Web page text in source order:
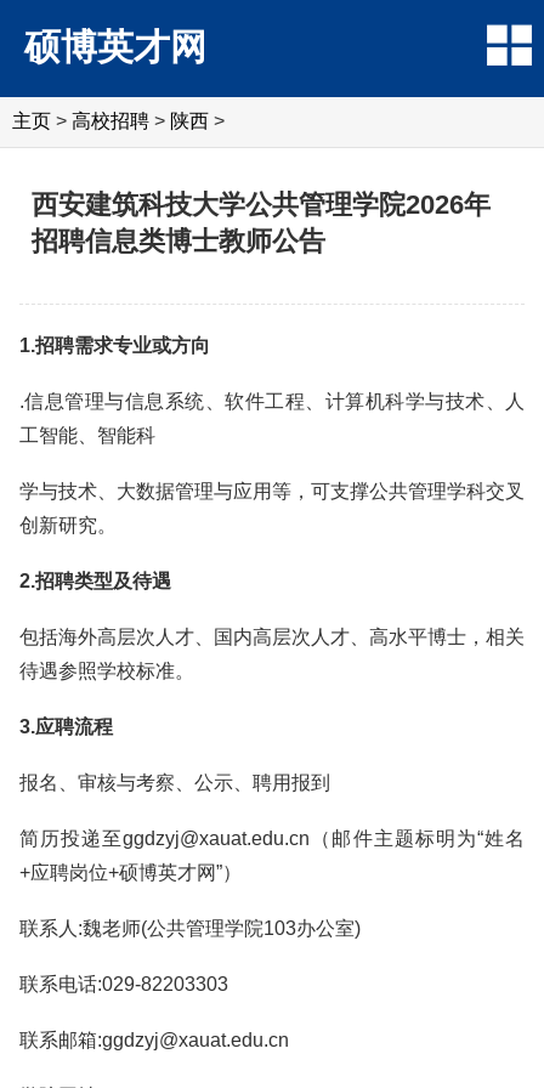
硕博英才网
主页 > 高校招聘 > 陕西 >
西安建筑科技大学公共管理学院2026年
招聘信息类博士教师公告
1.招聘需求专业或方向
.信息管理与信息系统、软件工程、计算机科学与技术、人
工智能、智能科
学与技术、大数据管理与应用等，可支撑公共管理学科交叉
创新研究。
2.招聘类型及待遇
包括海外高层次人才、国内高层次人才、高水平博士，相关
待遇参照学校标准。
3.应聘流程
报名、审核与考察、公示、聘用报到
简历投递至ggdzyj@xauat.edu.cn（邮件主题标明为“姓名
+应聘岗位+硕博英才网”）
联系人:魏老师(公共管理学院103办公室)
联系电话:029-82203303
联系邮箱:ggdzyj@xauat.edu.cn